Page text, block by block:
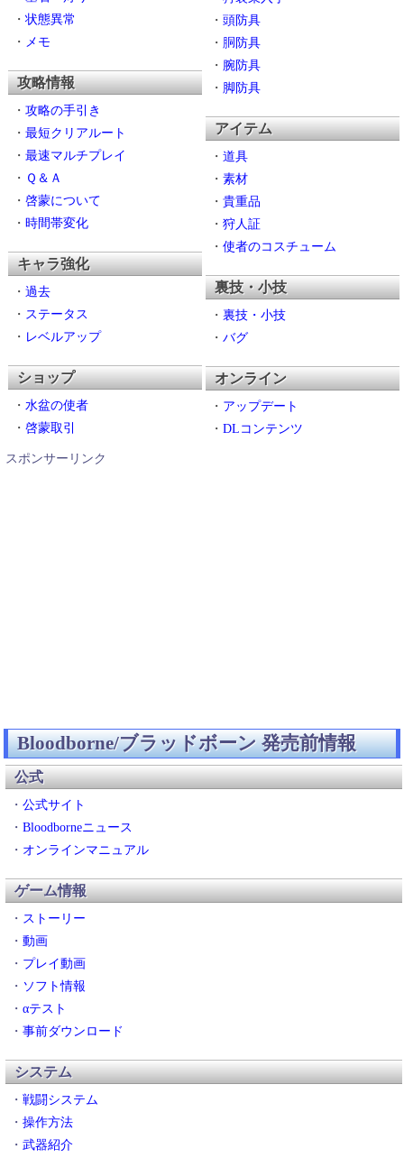
・ 状態異常
・ メモ
攻略情報
・ 攻略の手引き
・ 最短クリアルート
・ 最速マルチプレイ
・ Ｑ＆Ａ
・ 啓蒙について
・ 時間帯変化
キャラ強化
・ 過去
・ ステータス
・ レベルアップ
ショップ
・ 水盆の使者
・ 啓蒙取引
・ 頭防具
・ 胴防具
・ 腕防具
・ 脚防具
アイテム
・ 道具
・ 素材
・ 貴重品
・ 狩人証
・ 使者のコスチューム
裏技・小技
・ 裏技・小技
・ バグ
オンライン
・ アップデート
・ DLコンテンツ
スポンサーリンク
Bloodborne/ブラッドボーン 発売前情報
公式
・ 公式サイト
・ Bloodborneニュース
・ オンラインマニュアル
ゲーム情報
・ ストーリー
・ 動画
・ プレイ動画
・ ソフト情報
・ αテスト
・ 事前ダウンロード
システム
・ 戦闘システム
・ 操作方法
・ 武器紹介